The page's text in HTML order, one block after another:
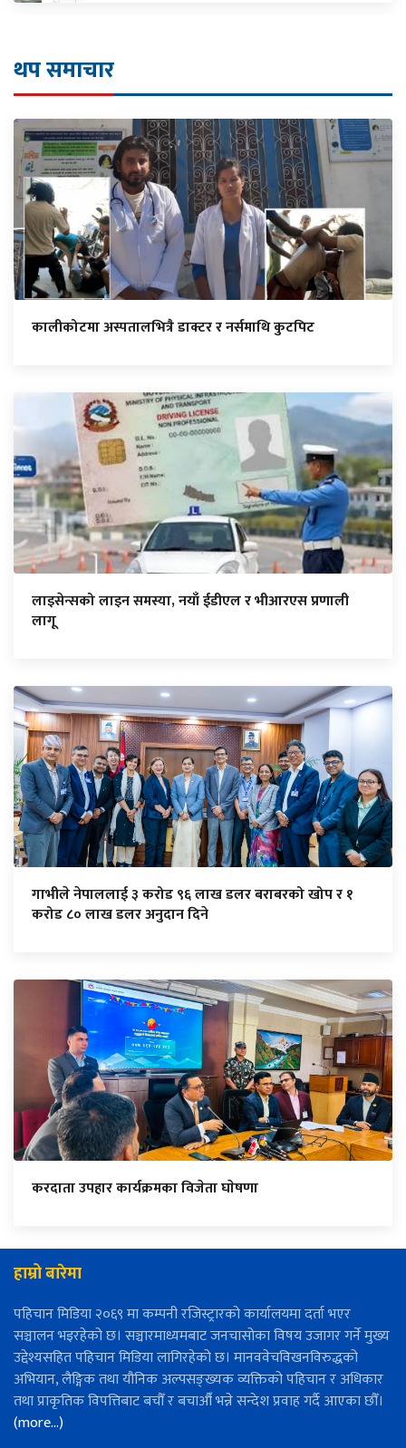
थप समाचार
कालीकोटमा अस्पतालभित्रै डाक्टर र नर्समाथि कुटपिट
लाइसेन्सको लाइन समस्या, नयाँ ईडीएल र भीआरएस प्रणाली
लागू
गाभीले नेपाललाई ३ करोड ९६ लाख डलर बराबरको खोप र १
करोड ८० लाख डलर अनुदान दिने
करदाता उपहार कार्यक्रमका विजेता घाेषणा
हाम्रो बारेमा
पहिचान मिडिया २०६९ मा कम्पनी रजिस्ट्रारको कार्यालयमा दर्ता भएर
सञ्चालन भइरहेको छ। सञ्चारमाध्यमबाट जनचासोका विषय उजागर गर्ने मुख्य
उद्देश्यसहित पहिचान मिडिया लागिरहेको छ। मानववेचविखनविरुद्धको
अभियान, लैङ्गिक तथा यौनिक अल्पसङ्ख्यक व्यक्तिको पहिचान र अधिकार
तथा प्राकृतिक विपत्तिबाट बचौँ र बचाऔँ भन्ने सन्देश प्रवाह गर्दै आएका छौँ।
(more…)